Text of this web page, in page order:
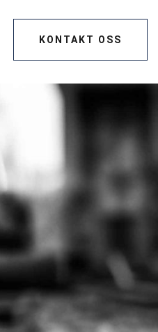
KONTAKT OSS
KONTAKT OSS